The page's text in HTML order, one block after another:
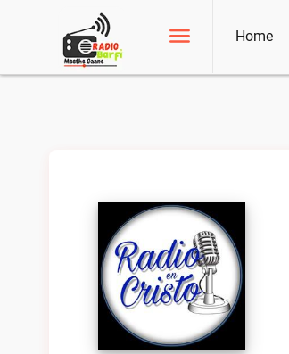
Home